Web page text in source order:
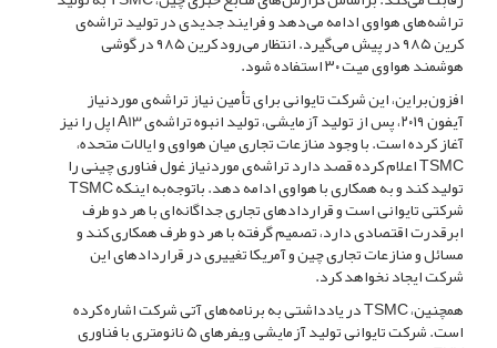
تراشه‌های هواوی ادامه ‌می‌دهد و فرایند جدیدی در تولید تراشه‌‌ی
کرین ۹۸۵ در پیش می‌گیرد. انتظار می‌رود کرین ۹۸۵ در گوشی
هوشمند هواوی میت ۳۰ استفاده شود.
افزون‌براین، این شرکت تایوانی برای تأمین نیاز تراشه‌ی موردنیاز
آیفون ۲۰۱۹، پس از تولید آزمایشی، تولید انبوه تراشه‌ی A13 اپل را نیز
آغاز کرده است. با وجود منازعات تجاری میان هواوی و ایالات متحده،
TSMC اعلام کرده قصد دارد تراشه‌ی مورد‌نیاز غول فناوری چینی را
تولید کند و به همکاری با هواوی ادامه دهد. باتوجه‌به اینکه TSMC
شرکتی تایوانی است و قراردادهای تجاری جداگانه‌ای با هر دو طرف
ابرقدرت اقتصادی دارد، تصمیم گرفته با هر دو طرف همکاری کند و
مسائل و منازعات تجاری چین و آمریکا تغییری در قراردادهای این
شرکت ایجاد نخواهد کرد.
همچنین، TSMC در یادداشتی به برنامه‌های آتی شرکت اشاره کرده
است. شرکت تایوانی تولید آزمایشی ویفرهای ۵ نانومتری با فناوری